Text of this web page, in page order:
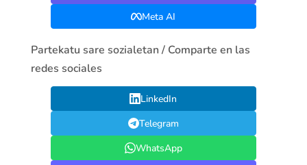
Meta AI
Partekatu sare sozialetan / Comparte en las
redes sociales
LinkedIn
Telegram
WhatsApp